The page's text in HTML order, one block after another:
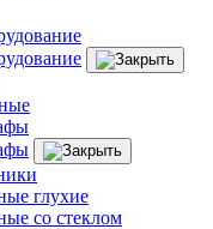
глухие
со стеклом